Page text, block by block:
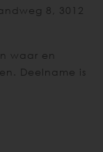
8, 3012
waar en
Deelname is